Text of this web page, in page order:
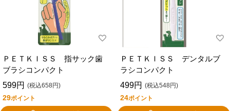
ＰＥＴＫＩＳＳ 指サック歯
ブラシコンパクト
599円 (税込658円)
29ポイント
ＰＥＴＫＩＳＳ デンタルブ
ラシコンパクト
499円 (税込548円)
24ポイント